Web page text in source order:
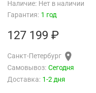
Наличие: Нет в наличии
Гарантия: 1 год
127 199 ₽
Санкт-Петербург
Самовывоз: Сегодня
Доставка: 1-2 дня